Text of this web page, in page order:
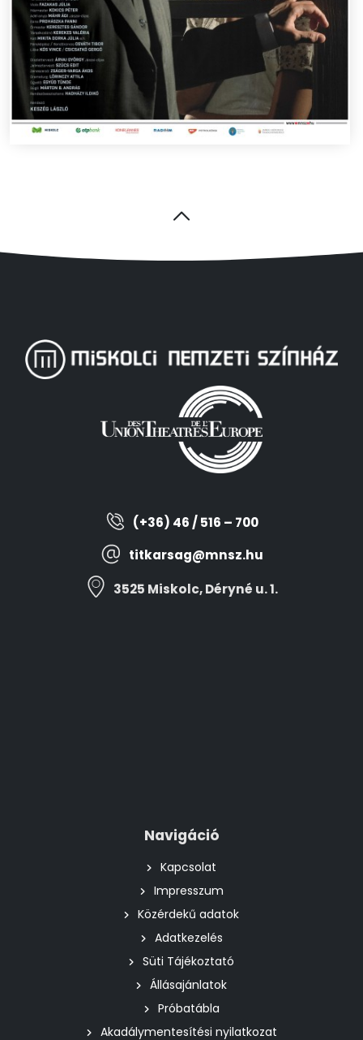
(+36) 46 / 516 – 700
titkarsag@mnsz.hu
3525 Miskolc, Déryné u. 1.
Navigáció
Kapcsolat
Impresszum
Közérdekű adatok
Adatkezelés
Süti Tájékoztató
Állásajánlatok
Próbatábla
Akadálymentesítési nyilatkozat